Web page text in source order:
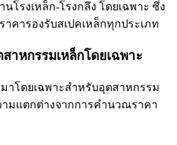
โรงเหล็ก-โรงกลึง โดยเฉพาะ ซึ่ง
คารองรับสเปคเหล็กทุกประเภท
หกรรมเหล็กโดยเฉพาะ
โดยเฉพาะสำหรับอุตสาหกรรม
มแตกต่างจากการคำนวณราคา